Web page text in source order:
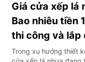
Giá cửa xếp lá
Bao nhiêu tiền
thi công và lắp
Trong xu hướng thiết